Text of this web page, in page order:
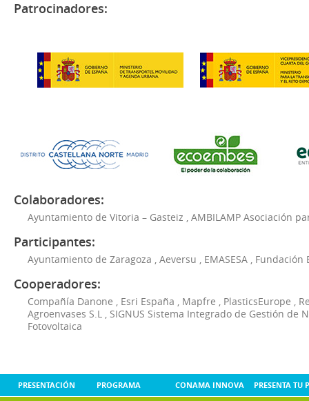
Patrocinadores:
Colaboradores:
Ayuntamiento de Vitoria – Gasteiz AMBILAMP Asociación
Participantes:
Ayuntamiento de Zaragoza Aeversu EMASESA Fundación
Cooperadores:
Compañía Danone Esri España Mapfre PlasticsEurope
Agroenvases S.L
SIGNUS Sistema Integrado de Gestión de
Fotovoltaica
PRESENTACIÓN PROGRAMA CONAMA INNOVA PRESENTA TU